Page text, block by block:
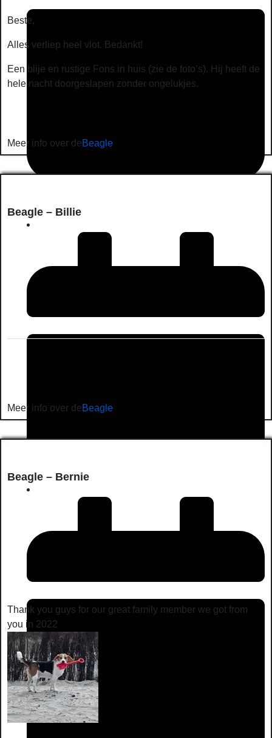
Beste,
Alles verliep heel vlot. Bedankt!
Een blije en rustige Fons in huis (zie de foto’s). Hij heeft de
hele nacht doorgeslapen zonder ongelukjes.
Meer info over deBeagle
Beagle – Billie
Meer info over deBeagle
Beagle – Bernie
Thank you guys for our great family member we got from
you in 2022